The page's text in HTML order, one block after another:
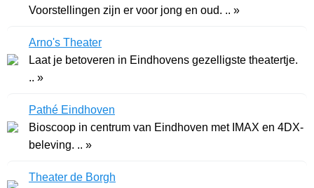
Voorstellingen zijn er voor jong en oud. .. »
Arno's Theater
Laat je betoveren in Eindhovens gezelligste theatertje.
.. »
Pathé Eindhoven
Bioscoop in centrum van Eindhoven met IMAX en 4DX-
beleving. .. »
Theater de Borgh